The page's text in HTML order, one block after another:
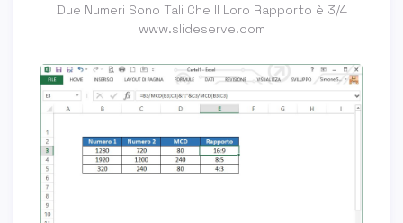
Due Numeri Sono Tali Che Il Loro Rapporto è 3/4
www.slideserve.com